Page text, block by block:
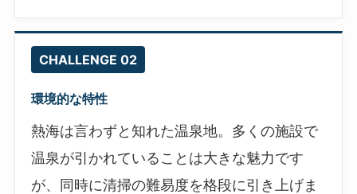
CHALLENGE 02
環境的な特性
熱海は言わずと知れた温泉地。多くの施設で
温泉が引かれていることは大きな魅力です
が、同時に清掃の難易度を格段に引き上げま